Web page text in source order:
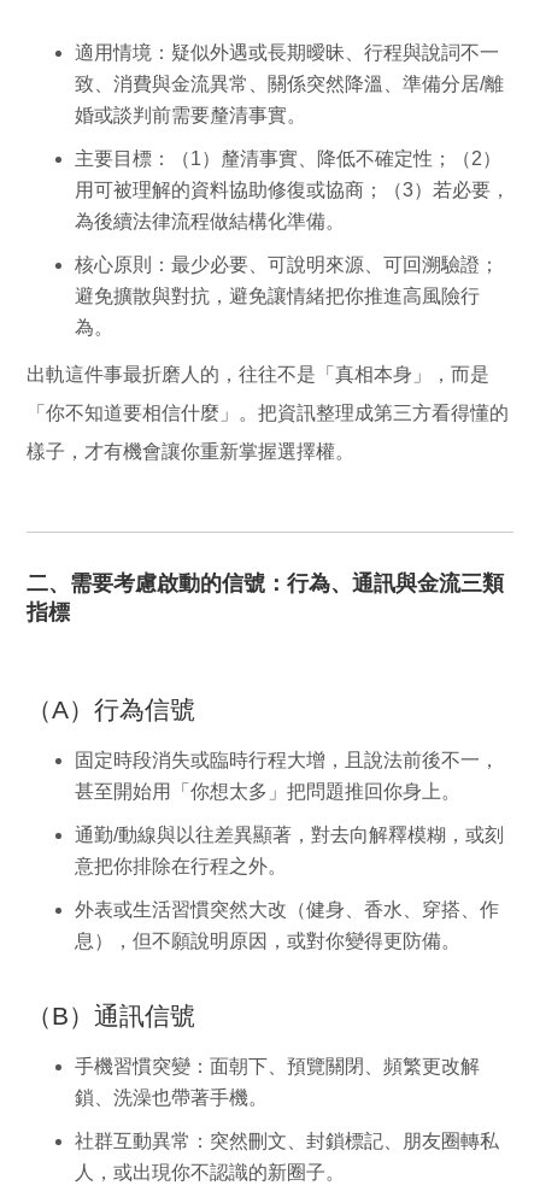
適用情境： 疑似外遇或長期曖昧、行程與說詞不一
致、消費與金流異常、關係突然降溫、準備分居/離
婚或談判前需要釐清事實。
主要目標：
（1）釐清事實、降低不確定性；（2）
用可被理解的資料協助修復或協商；（3）若必要，
為後續法律流程做結構化準備。
核心原則：最少必要、可說明來源、可回溯驗證；
避免擴散與對抗，避免讓情緒把你推進高風險行
為。
出軌這件事最折磨人的，往往不是「真相本身」，而是
「你不知道要相信什麼」。把資訊整理成第三方看得懂的
樣子，才有機會讓你重新掌握選擇權。
二、需要考慮啟動的信號：行為、通訊與金流三類
指標
（A）行為信號
固定時段消失或臨時行程大增，且說法前後不一，
甚至開始用「你想太多」把問題推回你身上。
通勤/動線與以往差異顯著，對去向解釋模糊，或刻
意把你排除在行程之外。
外表或生活習慣突然大改（健身、香水、穿搭、作
息），但不願說明原因，或對你變得更防備。
（B）通訊信號
手機習慣突變：面朝下、預覽關閉、頻繁更改解
鎖、洗澡也帶著手機。
社群互動異常：突然刪文、封鎖標記、朋友圈轉私
人，或出現你不認識的新圈子。